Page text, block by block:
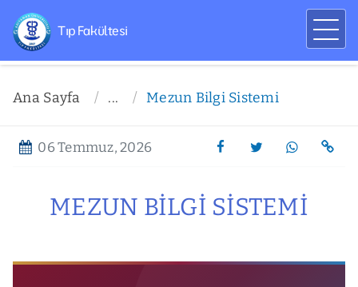
Tıp Fakültesi
Ana Sayfa ... Mezun Bilgi Sistemi
06 Temmuz, 2026
MEZUN BILGI SISTEMI